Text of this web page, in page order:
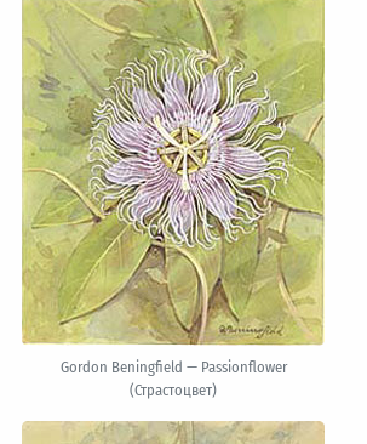
Gordon Beningfield — Passionflower
(Страстоцвет)